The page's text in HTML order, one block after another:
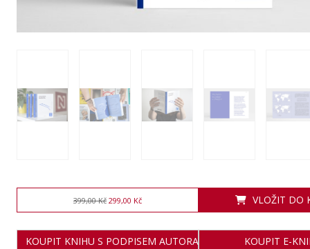
399,00 Kč 299,00 Kč VLOŽIT DO
KOUPIT KNIHU S PODPISEM AUTORA
KOUPIT E-